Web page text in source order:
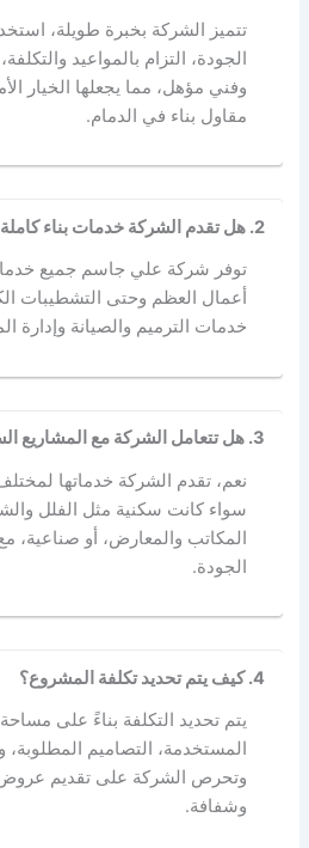
تتميز الشركة بخبرة طويلة،
الجودة، التزام بالمواعيد
وفني مؤهل، مما يجعلها الخيار
مقاول بناء في الدمام.
2. هل تقدم الشركة خدمات بناء كاملة أم فقط أعمال العظم؟
توفر شركة علي جاسم جميع
أعمال العظم وحتى التشطيبات
خدمات الترميم والصيانة وإدارة
3. هل تتعامل الشركة مع المشاريع السكنية والتجارية معًا؟
نعم، تقدم الشركة خدماتها
سواء كانت سكنية مثل الفلل
المكاتب والمعارض، أو صناعية،
الجودة.
4. كيف يتم تحديد تكلفة المشروع؟
يتم تحديد التكلفة بناءً على
المستخدمة، التصاميم المطلوبة،
وتحرص الشركة على تقديم عروض
وشفافة.